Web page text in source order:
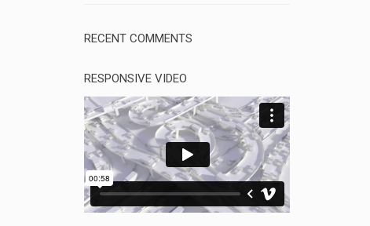
RECENT COMMENTS
RESPONSIVE VIDEO